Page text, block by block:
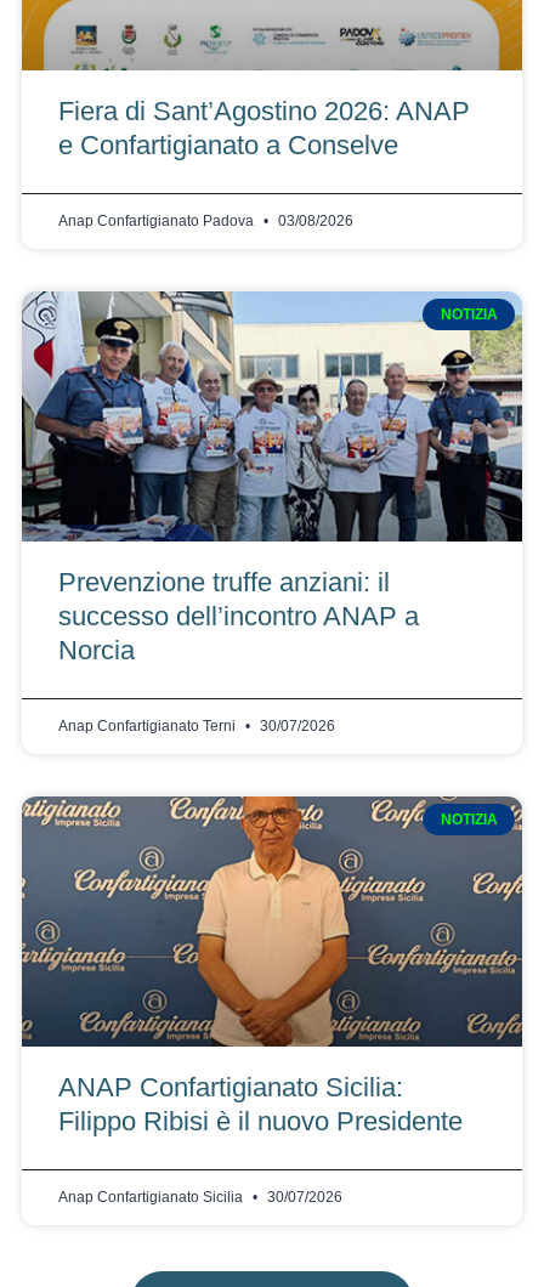
Fiera di Sant’Agostino 2026: ANAP
e Confartigianato a Conselve
Anap Confartigianato Padova 03/08/2026
NOTIZIA
Prevenzione truffe anziani: il
successo dell’incontro ANAP a
Norcia
Anap Confartigianato Terni 30/07/2026
NOTIZIA
ANAP Confartigianato Sicilia:
Filippo Ribisi è il nuovo Presidente
Anap Confartigianato Sicilia 30/07/2026